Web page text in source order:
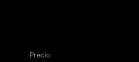
Precio